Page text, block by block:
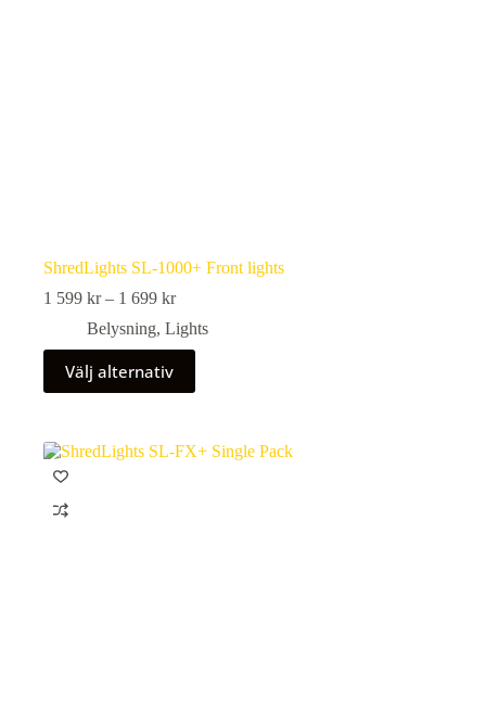
ShredLights SL-1000+ Front lights
1 599 kr – 1 699 krPrisintervall:
599 kr
till
699 kr
Belysning, Lights
Välj alternativ
Den
produkten
varianter.
De
alternativen